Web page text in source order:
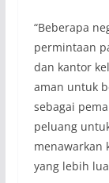
“Beberapa
permintaan
dan kantor
aman untuk
sebagai
peluang
menawarkan
yang lebih